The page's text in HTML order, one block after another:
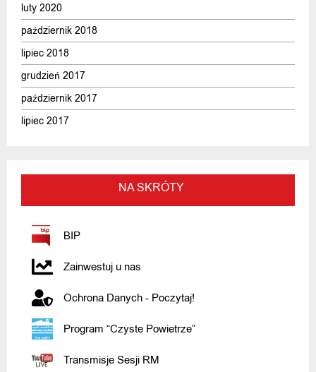
luty 2020
październik 2018
lipiec 2018
grudzień 2017
październik 2017
lipiec 2017
NA SKRÓTY
BIP
Zainwestuj u nas
Ochrona Danych - Poczytaj!
Program “Czyste Powietrze”
Transmisje Sesji RM